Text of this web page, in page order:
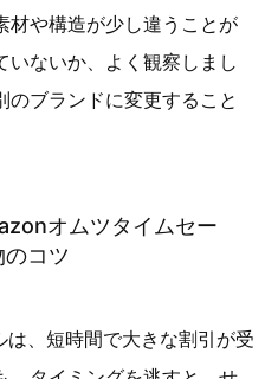
材や構造が少し違うことが
いないか、よく観察しまし
のブランドに変更すること
オムツタイムセー
コツ
、短時間で大きな割引が受